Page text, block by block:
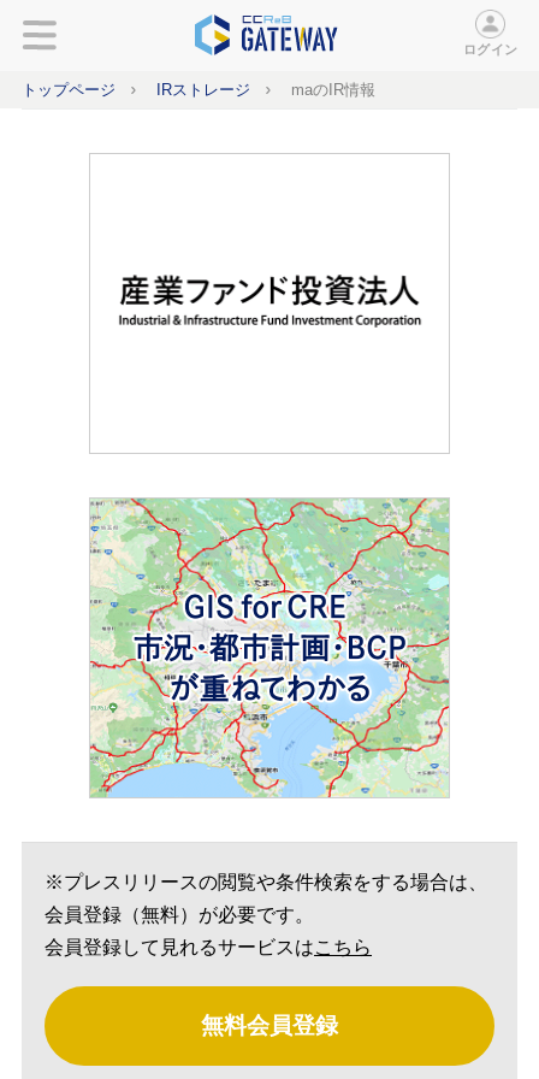
ログイン
トップページ IRストレージ maのIR情報
※プレスリリースの閲覧や条件検索をする場合は、
会員登録（無料）が必要です。
会員登録して見れるサービスはこちら
無料会員登録